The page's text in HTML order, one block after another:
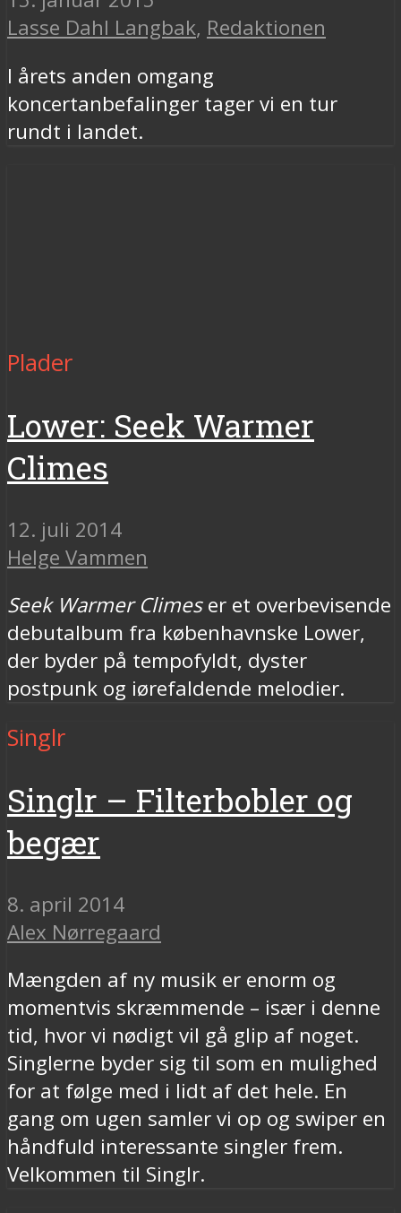
Lasse Dahl Langbak, Redaktionen
I årets anden omgang
koncertanbefalinger tager vi en tur
rundt i landet.
Plader
Lower: Seek Warmer
Climes
12. juli 2014
Helge Vammen
Seek Warmer Climeser et overbevisende
debutalbum fra københavnske Lower,
der byder på tempofyldt, dyster
postpunk og iørefaldende melodier.
Singlr
Singlr – Filterbobler og
begær
8. april 2014
Alex Nørregaard
Mængden af ny musik er enorm og
momentvis skræmmende – især i denne
tid, hvor vi nødigt vil gå glip af noget.
Singlerne byder sig til som en mulighed
for at følge med i lidt af det hele. En
gang om ugen samler vi op og swiper en
håndfuld interessante singler frem.
Velkommen til Singlr.